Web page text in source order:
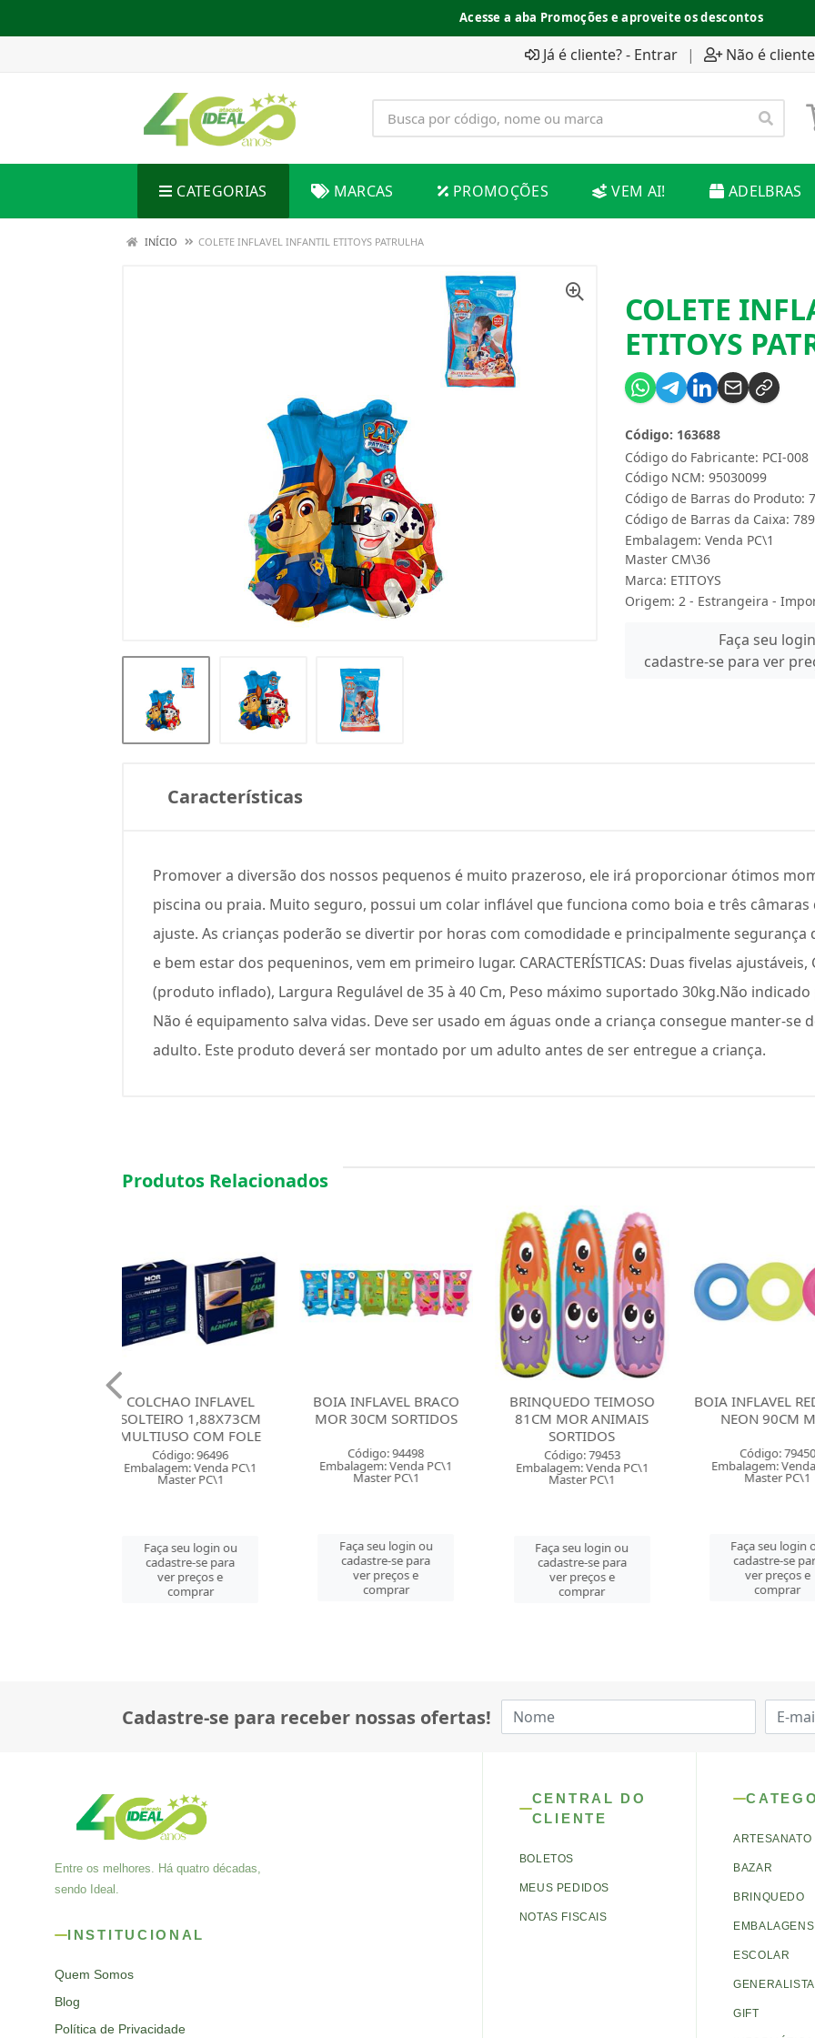
Acesse a aba Promoções e aproveite os descontos
Já é cliente? - Entrar | Não é
CATEGORIAS MARCAS PROMOÇÕES VEM AI! ADELBRAS
INÍCIO COLETE INFLAVEL INFANTIL ETITOYS PATRULHA
COLETE
ETITOYS
Código do Fabricante: PCI-008
Código: 163688
Código NCM: 95030099
Código de Barras do Produto:
Código de Barras da Caixa:
Embalagem: Venda PC\1
Master CM\36
Marca: ETITOYS
Origem: 2 - Estrangeira -
Faça seu
cadastre-se para ver
Características
Promover a diversão dos nossos pequenos é muito prazeroso, ele irá proporcionar ótimos
piscina ou praia. Muito seguro, possui um colar inflável que funciona como boia e três câmaras
ajuste. As crianças poderão se divertir por horas com comodidade e principalmente segurança
e bem estar dos pequeninos, vem em primeiro lugar. CARACTERÍSTICAS: Duas fivelas
(produto inflado), Largura Regulável de 35 à 40 Cm, Peso máximo suportado 30kg.Não
Não é equipamento salva vidas. Deve ser usado em águas onde a criança consegue manter-se
adulto. Este produto deverá ser montado por um adulto antes de ser entregue a criança.
Produtos Relacionados
BOIA INFLAVEL BRACO
MOR 30CM SORTIDOS
Código: 94498
Embalagem: Venda PC\1
Master PC\1
Faça seu login ou
cadastre-se para
ver preços e
comprar
BRINQUEDO TEIMOSO
81CM MOR ANIMAIS
Código: 79453
Embalagem: Venda PC\1
Master PC\1
Faça seu login ou
cadastre-se para
ver preços e
comprar
BOIA INFLAVEL REDONDA
NEON 90CM MOR
Código: 79450
Embalagem: Venda PC\1
Master PC\1
Faça seu login ou
cadastre-se para
ver preços e
comprar
BOIA
NEON
Código:
Embalagem:
Master
Faça seu
cadastre-
ver
Cadastre-se para receber nossas ofertas!
Entre os melhores. Há quatro décadas,
sendo Ideal.
INSTITUCIONAL
Quem Somos
Blog
Política de Privacidade
CENTRAL DO
CLIENTE
BOLETOS
MEUS PEDIDOS
NOTAS FISCAIS
ARTESANATO
BAZAR
BRINQUEDO
ESCOLAR
GENERALISTA
GIFT